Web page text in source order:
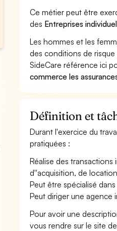
Ce métier peut être
des Entreprises
Les hommes et les
des conditions de
SideCare référence ici
commerce les
Définition et
Durant l'exercice du
pratiquées :
Réalise des
d''acquisition, de
Peut être spécialisé
Peut diriger une agence
Pour avoir une
vous rendre sur le site